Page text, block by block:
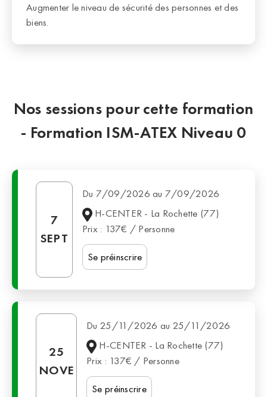
Augmenter le niveau de sécurité des personnes et des
biens.
Nos sessions pour cette formation
- Formation ISM-ATEX Niveau 0
7
SEPT
Du 7/09/2026 au 7/09/2026
H-CENTER - La Rochette (77)
Prix : 137€ / Personne
Se préinscrire
25
NOVE
Du 25/11/2026 au 25/11/2026
H-CENTER - La Rochette (77)
Prix : 137€ / Personne
Se préinscrire